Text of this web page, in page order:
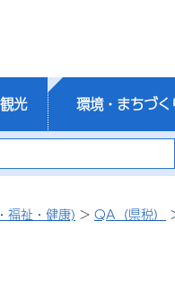
光 環境・まちづく
福祉・健康) > QA（県税）